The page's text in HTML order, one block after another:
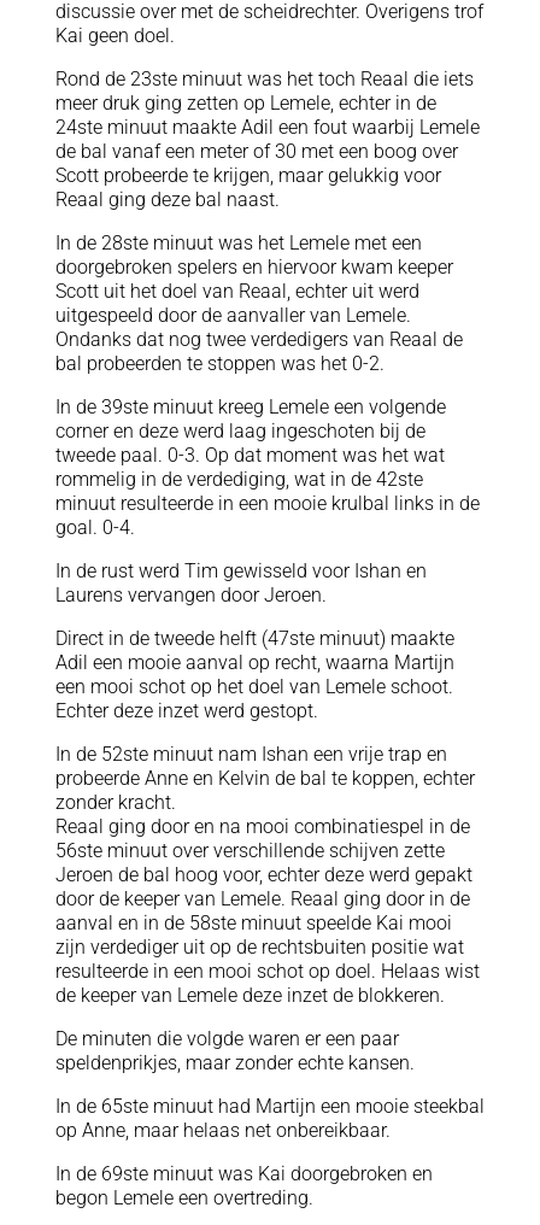
discussie over met de scheidrechter. Overigens trof
Kai geen doel.
Rond de 23ste minuut was het toch Reaal die iets
meer druk ging zetten op Lemele, echter in de
24ste minuut maakte Adil een fout waarbij Lemele
de bal vanaf een meter of 30 met een boog over
Scott probeerde te krijgen, maar gelukkig voor
Reaal ging deze bal naast.
In de 28ste minuut was het Lemele met een
doorgebroken spelers en hiervoor kwam keeper
Scott uit het doel van Reaal, echter uit werd
uitgespeeld door de aanvaller van Lemele.
Ondanks dat nog twee verdedigers van Reaal de
bal probeerden te stoppen was het 0-2.
In de 39ste minuut kreeg Lemele een volgende
corner en deze werd laag ingeschoten bij de
tweede paal. 0-3. Op dat moment was het wat
rommelig in de verdediging, wat in de 42ste
minuut resulteerde in een mooie krulbal links in de
goal. 0-4.
In de rust werd Tim gewisseld voor Ishan en
Laurens vervangen door Jeroen.
Direct in de tweede helft (47ste minuut) maakte
Adil een mooie aanval op recht, waarna Martijn
een mooi schot op het doel van Lemele schoot.
Echter deze inzet werd gestopt.
In de 52ste minuut nam Ishan een vrije trap en
probeerde Anne en Kelvin de bal te koppen, echter
zonder kracht.
Reaal ging door en na mooi combinatiespel in de
56ste minuut over verschillende schijven zette
Jeroen de bal hoog voor, echter deze werd gepakt
door de keeper van Lemele. Reaal ging door in de
aanval en in de 58ste minuut speelde Kai mooi
zijn verdediger uit op de rechtsbuiten positie wat
resulteerde in een mooi schot op doel. Helaas wist
de keeper van Lemele deze inzet de blokkeren.
De minuten die volgde waren er een paar
speldenprikjes, maar zonder echte kansen.
In de 65ste minuut had Martijn een mooie steekbal
op Anne, maar helaas net onbereikbaar.
In de 69ste minuut was Kai doorgebroken en
begon Lemele een overtreding.